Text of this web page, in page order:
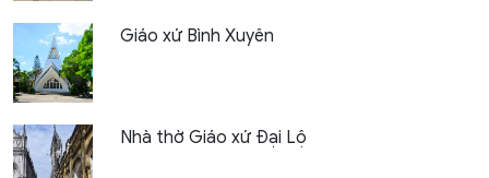
Giáo xứ Bình Xuyên
Nhà thờ Giáo xứ Đại Lộ